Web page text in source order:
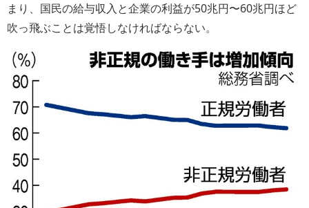
まり、国民の給与収入と企業の利益が50兆円〜60兆円ほど
吹っ飛ぶことは覚悟しなければならない。